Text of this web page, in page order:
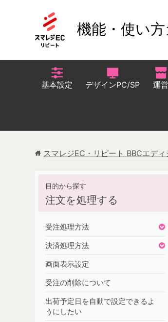
機能・使い
基本設定 デザインPC/SP 運営
スマレジEC・リピート BBCエデ
注文を処理する
受注処理方法
決済処理方法
画面表示設定
受注の削除について
出荷予定日を自動で設定できるよ
うにしたい